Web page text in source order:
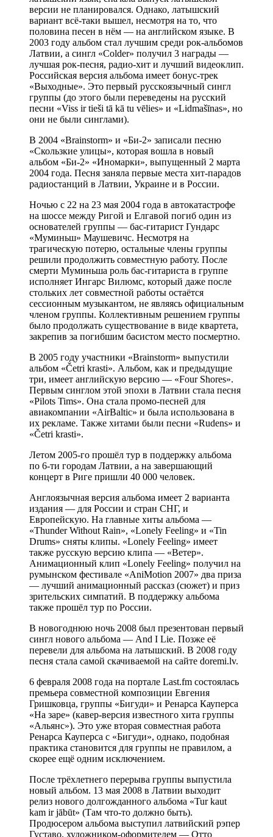
версии не планировался. Однако, латышский
вариант всё-таки вышел, несмотря на то, что
половина песен в нём — на английском языке. В
2003 году альбом стал лучшим среди рок-альбомов
Латвии, а сингл «Colder» получил 3 награды —
лучшая рок-песня, радио-хит и лучший видеоклип.
Российская версия альбома имеет бонус-трек
«Выходные». Это первый русскоязычный сингл
группы (до этого были переведены на русский
песни «Viss ir tieši tā kā tu vēlies» и «Lidmašīnas», но
они не были синглами).
В 2004 «Brainstorm» и «Би-2» записали песню
«Скользкие улицы», которая вошла в новый
альбом «Би-2» «Инoмарки», выпущенный 2 марта
2004 года. Песня заняла первые места хит-парадов
радиостанций в Латвии, Украине и в России.
Ночью с 22 на 23 мая 2004 года в автокатастрофе
на шоссе между Ригой и Елгавой погиб один из
основателей группы — бас-гитарист Гундарс
«Муминьш» Маушевичс. Несмотря на
трагическую потерю, остальные члены группы
решили продолжить совместную работу. После
смерти Муминьша роль бас-гитариста в группе
исполняет Ингарс Вилюмс, который даже после
стольких лет совместной работы остаётся
сессионным музыкантом, не являясь официальным
членом группы. Коллективным решением группы
было продолжать существование в виде квартета,
закрепив за погибшим басистом место посмертно.
В 2005 году участники «Brainstorm» выпустили
альбом «Četri krasti». Альбом, как и предыдущие
три, имеет английскую версию — «Four Shores».
Первым синглом этой эпохи в Латвии стала песня
«Pilots Tims». Она стала промо-песней для
авиакомпании «AirBaltic» и была использована в
их рекламе. Также хитами были песни «Rudens» и
«Četri krasti».
Летом 2005-го прошёл тур в поддержку альбома
по 6-ти городам Латвии, а на завершающий
концерт в Риге пришли 40 000 человек.
Англоязычная версия альбома имеет 2 варианта
издания — для России и стран СНГ, и
Европейскую. На главные хиты альбома —
«Thunder Without Rain», «Lonely Feeling» и «Tin
Drums» сняты клипы. «Lonely Feeling» имеет
также русскую версию клипа — «Ветер».
Анимационный клип «Lonely Feeling» получил на
румынском фестивале «АniMotion 2007» два приза
— лучший анимационный рассказ (сюжет) и приз
зрительских симпатий. В поддержку альбома
также прошёл тур по России.
В новогоднюю ночь 2008 был презентован первый
сингл нового альбома — And I Lie. Позже её
перевели для альбома на латышский. В 2008 году
песня стала самой скачиваемой на сайте doremi.lv.
6 февраля 2008 года на портале Last.fm состоялась
премьера совместной композиции Евгения
Гришковца, группы «Бигуди» и Ренарса Кауперса
«На заре» (кавер-версия известного хита группы
«Альянс»). Это уже вторая совместная работа
Ренарса Кауперса с «Бигуди», однако, подобная
практика становится для группы не правилом, а
скорее ещё одним исключением.
После трёхлетнего перерыва группы выпустила
новый альбом. 13 мая 2008 в Латвии выходит
релиз нового долгожданного альбома «Tur kaut
kam ir jābūt» (Там что-то должно быть).
Продюсером альбома выступил латвийский рэпер
Густаво, художником-оформителем — Отто